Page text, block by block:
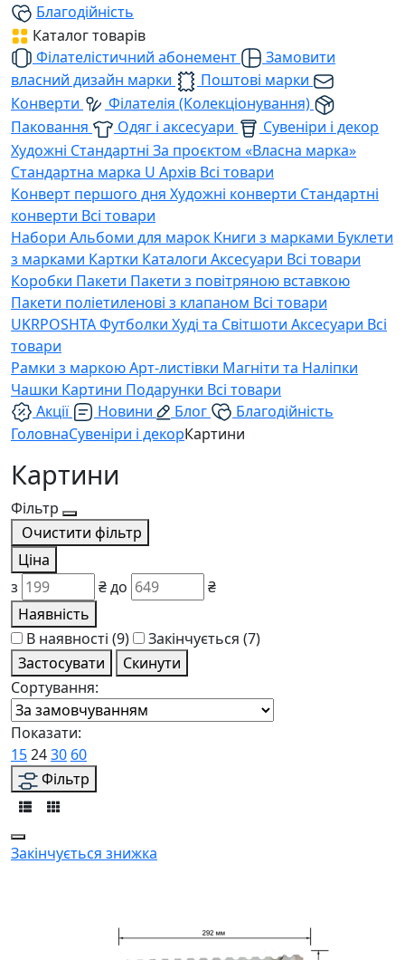
Благодійність
Каталог товарів
Філателістичний абонемент
Замовити
власний дизайн марки
Поштові марки
Конверти
Філателія (Колекціонування)
Паковання
Одяг і аксесуари
Сувеніри і декор
Художні Стандартні За проєктом «Власна марка»
Стандартна марка U Архів Всі товари
Конверт першого дня Художні конверти Стандартні
конверти Всі товари
Набори Альбоми для марок Книги з марками Буклети
з марками Картки Каталоги Аксесуари Всі товари
Коробки Пакети Пакети з повітряною вставкою
Пакети поліетиленові з клапаном Всі товари
UKRPOSHTAФутболки Худі та Світшоти Аксесуари Всі
товари
Рамки з маркоюАрт-листівки Магніти та Наліпки
Чашки Картини Подарунки Всі товари
Акції
Новини Блог
Благодійність
ГоловнаСувеніри і декорКартини
Картини
Фільтр
Очистити фільтр
Ціна
з
₴до
₴
Наявність
В наявності (9) Закінчується (7)
Застосувати
Скинути
Сортування:
Показати:
152430 60
Фільтр
Закінчується знижка